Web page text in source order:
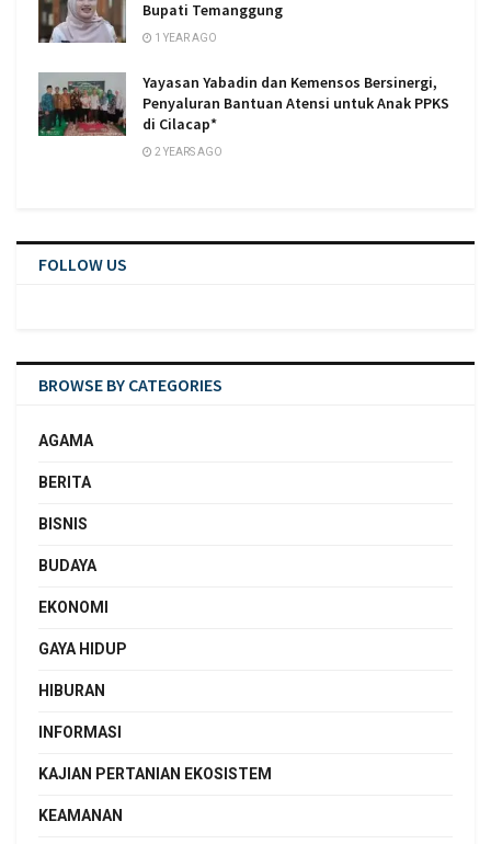
Bupati Temanggung
1 YEAR AGO
Yayasan Yabadin dan Kemensos Bersinergi,
Penyaluran Bantuan Atensi untuk Anak PPKS
di Cilacap*
2 YEARS AGO
FOLLOW US
BROWSE BY CATEGORIES
AGAMA
BERITA
BISNIS
BUDAYA
EKONOMI
GAYA HIDUP
HIBURAN
INFORMASI
KAJIAN PERTANIAN EKOSISTEM
KEAMANAN